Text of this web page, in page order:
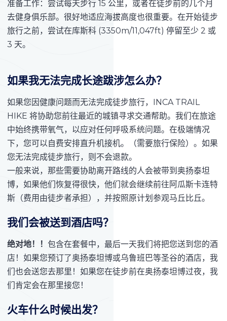
准备工作：尝试每天步行 15 公里，或者在徒步前的几个月
去健身俱乐部。很好地适应海拔高度也很重要。在开始徒步
旅行之前，尝试在库斯科 (3350m/11,047ft) 停留至少 2 或
3 天。
如果我无法完成长途跋涉怎么办？
如果您因健康问题而无法完成徒步旅行，INCA TRAIL
HIKE 将协助您前往最近的城镇寻求交通帮助。我们在旅途
中始终携带氧气，以应对任何呼吸系统问题。在极端情况
下，您可以自费安排直升机接机。（需要旅行保险）。如果
您无法完成徒步旅行，则不会退款。
一般来说，那些需要协助离开路线的人会被带到奥扬泰坦
博，如果他们恢复得很快，他们就会继续前往阿瓜斯卡连特
斯（费用由徒步者承担），并按照原计划参观马丘比丘。
我们会被送到酒店吗？
绝对地！！ 包含在套餐中，最后一天我们将把您送到您的酒
店！如果您预订了奥扬泰坦博或乌鲁班巴等圣谷的酒店，我
们也会送您去那里！如果您在徒步前在奥扬泰坦博过夜，我
们肯定会在那里接您！
火车什么时候出发？